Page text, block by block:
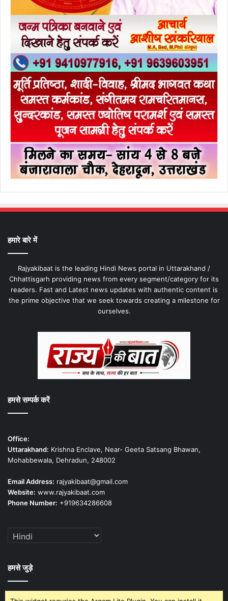
हमारे बारे में
Rajyakibaat is the leading Hindi News portal in Uttarakhand /
Chhattisgarh providing news from every segment/category for its
readers. Fast and Latest news updates with authentic content is
the prime objective that we seek towards creating a milestone for
ourselves.
हमसे सम्पर्क करें
Office:
Uttarakhand: Krishna Enclave, Near- Geeta Satsang Bhawan,
Mohabbewala, Dehradun, 248002
Email Address: rajyakibaat@gmail.com
Website: www.rajyakibaat.com
Phone Number: +919634286608
हमसे जुड़े